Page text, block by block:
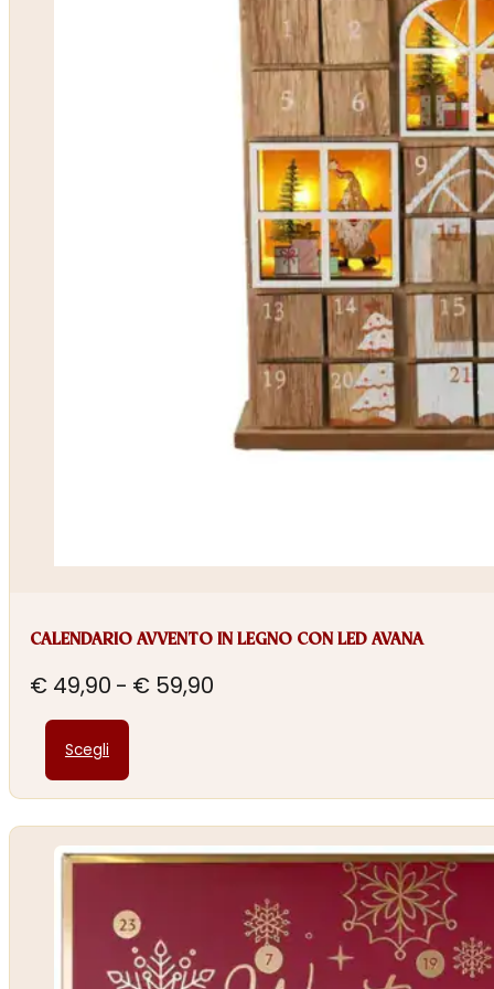
CALENDARIO AVVENTO IN LEGNO CON LED AVANA
€ 49,90 - € 59,90
a
Scegli
prodotto
ha
più
varianti.
opzioni
possono
essere